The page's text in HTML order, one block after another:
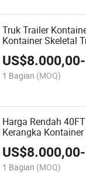
Truk Trailer
Kontainer Skeletal
US$8.000,00-
1 Bagian (MOQ)
Harga Rendah
Kerangka
US$8.000,00-
1 Bagian (MOQ)